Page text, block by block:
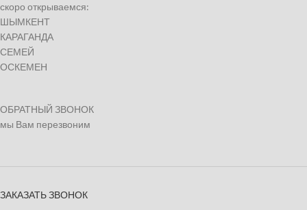
скоро открываемся:
ШЫМКЕНТ
КАРАГАНДА
СЕМЕЙ
ОСКЕМЕН
ОБРАТНЫЙ ЗВОНОК
мы Вам перезвоним
ЗАКАЗАТЬ ЗВОНОК